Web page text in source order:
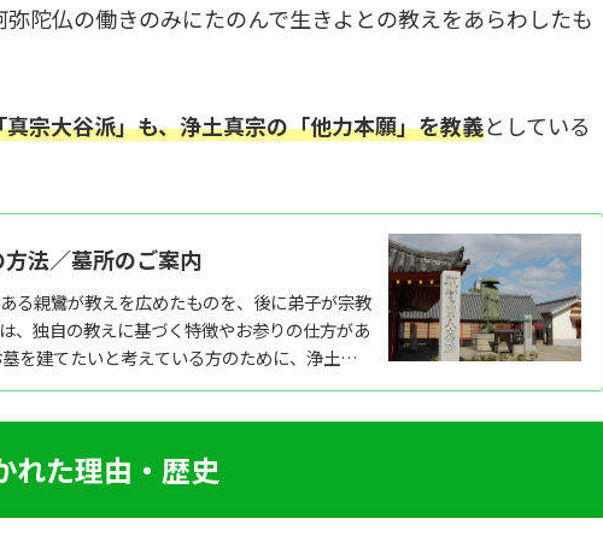
陀仏の働きのみにたのんで生きよとの教えをあらわしたも
宗大谷派」も、浄土真宗の「他力本願」を教義としている
法／墓所のご案内
る親鸞が教えを広めたものを、後に弟子が宗教
、独自の教えに基づく特徴やお参りの仕方があ
を建てたいと考えている方のために、浄土真宗
りの仕方などについてご紹介します。浄土真宗
れた理由・歴史